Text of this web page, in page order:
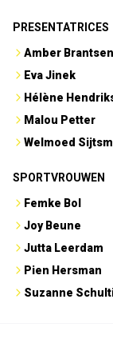
PRESENTATRICES
Amber Brantsen
Eva Jinek
Hélène
Malou Petter
Welmoed
SPORTVROUWEN
Femke Bol
Joy Beune
Jutta Leerdam
Pien Hersman
Suzanne